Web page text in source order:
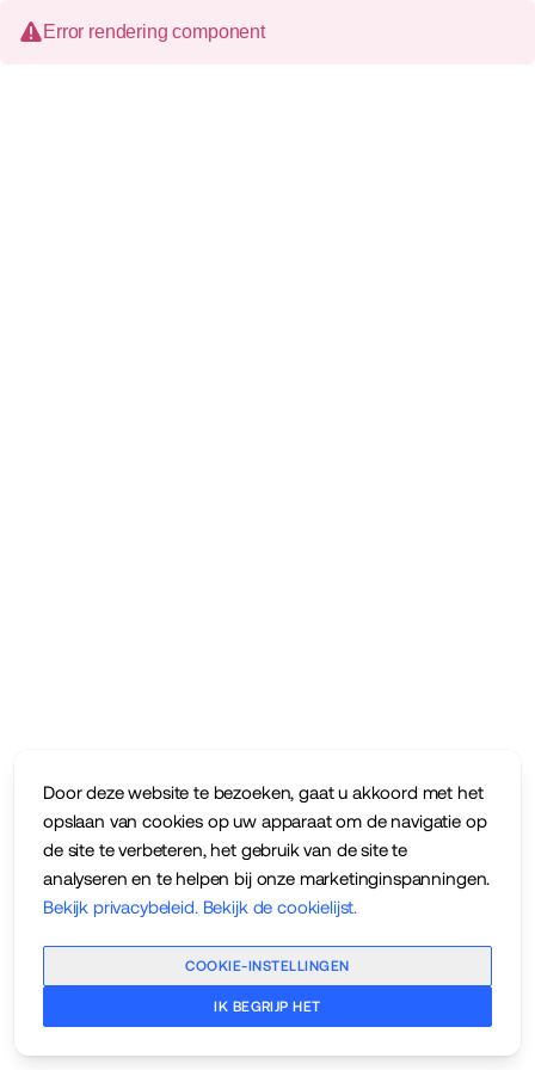
Door deze website te bezoeken, gaat u akkoord met het
opslaan van cookies op uw apparaat om de navigatie op
de site te verbeteren, het gebruik van de site te
analyseren en te helpen bij onze marketinginspanningen.
Bekijk privacybeleid. Bekijk de cookielijst.
COOKIE-INSTELLINGEN
IK BEGRIJP HET
Error rendering component